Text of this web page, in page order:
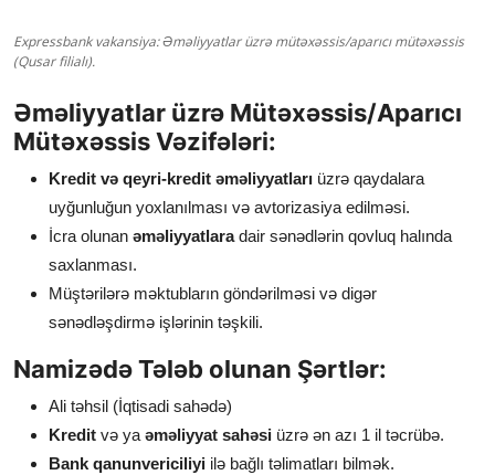
Expressbank vakansiya: Əməliyyatlar üzrə mütəxəssis/aparıcı mütəxəssis
(Qusar filialı).
Əməliyyatlar üzrə Mütəxəssis/Aparıcı
Mütəxəssis Vəzifələri:
Kredit və qeyri-kredit əməliyyatları üzrə qaydalara
uyğunluğun yoxlanılması və avtorizasiya edilməsi.
İcra olunan əməliyyatlaradair sənədlərin qovluq halında
saxlanması.
Müştərilərə məktubların göndərilməsi və digər
sənədləşdirmə işlərinin təşkili.
Namizədə Tələb olunan Şərtlər:
Ali təhsil (İqtisadi sahədə)
Kredit və ya əməliyyat sahəsi üzrə ən azı 1 il təcrübə.
Bank qanunvericiliyi ilə bağlı təlimatları bilmək.